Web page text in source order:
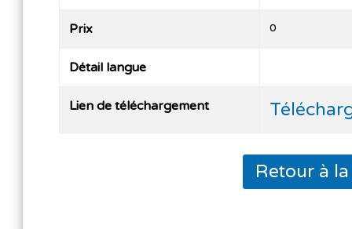
Prix 0
Détail langue
Lien de téléchargement
Retour à